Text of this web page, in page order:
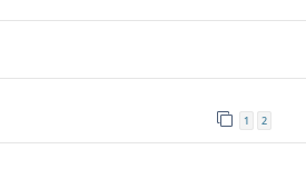
1 2